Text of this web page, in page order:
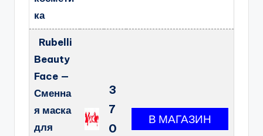
ка
Rubelli
Beauty
Face —
Сменна
я маска
для
3
7
0